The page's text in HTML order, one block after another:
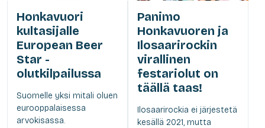
Honkavuori
kultasijalle
European Beer
Star -
olutkilpailussa
Suomelle yksi mitali oluen
eurooppalaisessa
arvokisassa.
Panimo
Honkavuoren ja
Ilosaarirockin
virallinen
festariolut on
täällä taas!
Ilosaarirockia ei järjestetä
kesällä 2021, mutta